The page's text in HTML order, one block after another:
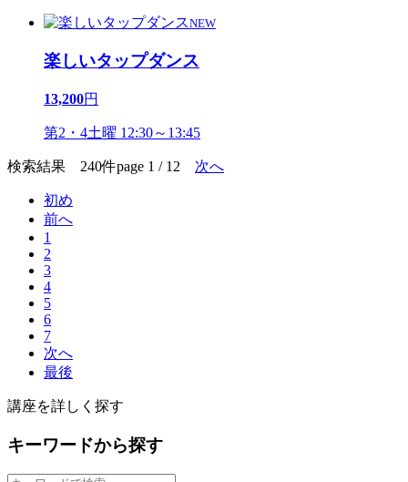
NEW
楽しいタップダンス
13,200円
第2・4土曜 12:30～13:45
検索結果 240件page 1 / 12 次へ
初め
前へ
1
2
3
4
5
6
7
次へ
最後
講座を詳しく探す
キーワードから探す